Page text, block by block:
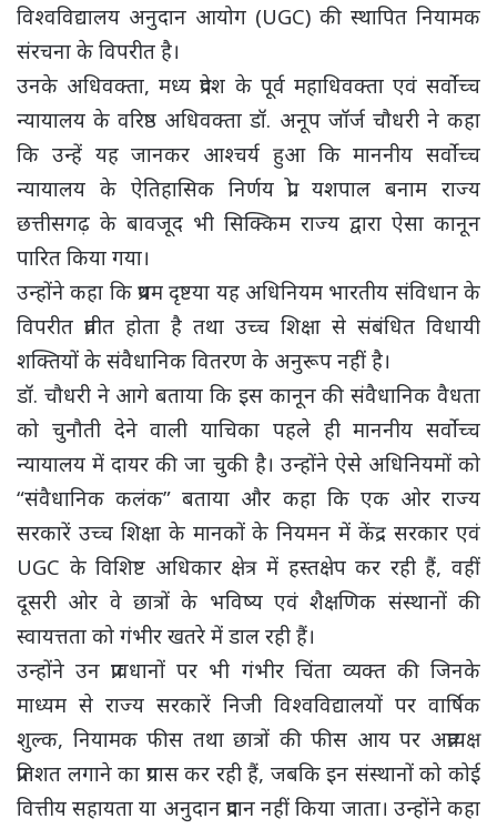
विश्वविद्यालय अनुदान आयोग (UGC) की स्थापित नियामक
संरचना के विपरीत है।
उनके अधिवक्ता, मध्य प्रदेश के पूर्व महाधिवक्ता एवं सर्वोच्च
न्यायालय के वरिष्ठ अधिवक्ता डॉ. अनूप जॉर्ज चौधरी ने कहा
कि उन्हें यह जानकर आश्चर्य हुआ कि माननीय सर्वोच्च
न्यायालय के ऐतिहासिक निर्णय प्रो. यशपाल बनाम राज्य
छत्तीसगढ़ के बावजूद भी सिक्किम राज्य द्वारा ऐसा कानून
पारित किया गया।
उन्होंने कहा कि प्रथम दृष्टया यह अधिनियम भारतीय संविधान के
विपरीत प्रतीत होता है तथा उच्च शिक्षा से संबंधित विधायी
शक्तियों के संवैधानिक वितरण के अनुरूप नहीं है।
डॉ. चौधरी ने आगे बताया कि इस कानून की संवैधानिक वैधता
को चुनौती देने वाली याचिका पहले ही माननीय सर्वोच्च
न्यायालय में दायर की जा चुकी है। उन्होंने ऐसे अधिनियमों को
“संवैधानिक कलंक” बताया और कहा कि एक ओर राज्य
सरकारें उच्च शिक्षा के मानकों के नियमन में केंद्र सरकार एवं
UGC के विशिष्ट अधिकार क्षेत्र में हस्तक्षेप कर रही हैं, वहीं
दूसरी ओर वे छात्रों के भविष्य एवं शैक्षणिक संस्थानों की
स्वायत्तता को गंभीर खतरे में डाल रही हैं।
उन्होंने उन प्रावधानों पर भी गंभीर चिंता व्यक्त की जिनके
माध्यम से राज्य सरकारें निजी विश्वविद्यालयों पर वार्षिक
शुल्क, नियामक फीस तथा छात्रों की फीस आय पर अप्रत्यक्ष
प्रतिशत लगाने का प्रयास कर रही हैं, जबकि इन संस्थानों को कोई
वित्तीय सहायता या अनुदान प्रदान नहीं किया जाता। उन्होंने कहा